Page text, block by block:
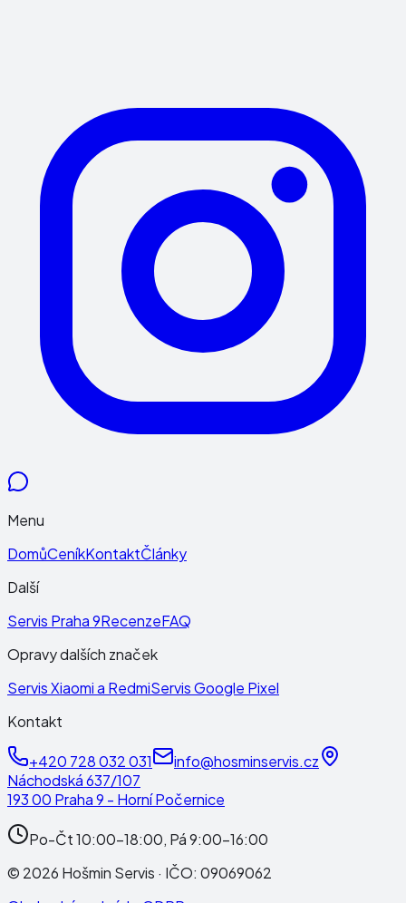
Menu
DomůCeníkKontaktČlánky
Další
Servis Praha 9RecenzeFAQ
Opravy dalších značek
Servis Xiaomi a RedmiServis Google Pixel
Kontakt
+420 728 032 031
info@hosminservis.cz
Náchodská 637/107
193 00 Praha 9 - Horní Počernice
Po-Čt 10:00-18:00, Pá 9:00-16:00
© 2026 Hošmin Servis · IČO: 09069062